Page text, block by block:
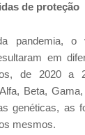
de proteção
pandemia, o
em
de 2020 a
Beta,
genéticas, as
mesmos.